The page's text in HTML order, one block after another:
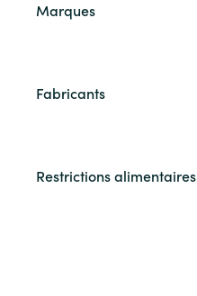
Marques
Fabricants
Restrictions alimentaires